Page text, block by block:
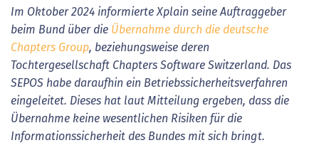
Im Oktober 2024 informierte Xplain seine Auftraggeber
beim Bund über die Übernahme durch die deutsche
Chapters Group, beziehungsweise deren
Tochtergesellschaft Chapters Software Switzerland. Das
SEPOS habe daraufhin ein Betriebssicherheitsverfahren
eingeleitet. Dieses hat laut Mitteilung ergeben, dass die
Übernahme keine wesentlichen Risiken für die
Informationssicherheit des Bundes mit sich bringt.